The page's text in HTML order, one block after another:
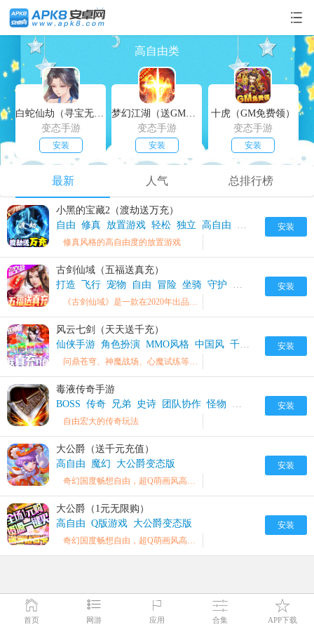
高自由类
白蛇仙劫（寻宝无限真充）
变态手游
安装
梦幻江湖（送GM特权）
变态手游
安装
十虎（GM免费领）
变态手游
安装
最新 人气 总排行榜
安装
小黑的宝藏2（渡劫送万充）
自由 修真 放置游戏 轻松 独立 高自由 凡人修仙 挂机
修真风格的高自由度的放置游戏
安装
古剑仙域（五福送真充）
打造
飞行 宠物 自由 冒险 坐骑 守护 高自由 古剑仙域
《古剑仙域》是一款在2020年出品的精品仙侠真爱手游
安装
风云七剑（天天送千充）
仙侠手游 角色扮演 MMO风格 中国风 千人同屏 高自由
问鼎苍穹、神魔战场、心魔试练等十数种PVP、PVE玩法激发你所有淋漓战意！
安装
毒液传奇手游
BOSS 传奇 兄弟 史诗 团队协作 怪物 战斗 玩家
自由宏大的传奇玩法
安装
大公爵（送千元充值）
高自由
魔幻 大公爵变态版
奇幻国度畅想自由，超Q萌画风高度自由操作
安装
大公爵（1元无限购）
高自由 Q版游戏 大公爵变态版
奇幻国度畅想自由，超Q萌画风高度自由操作
首页 网游 应用 合集 APP下载